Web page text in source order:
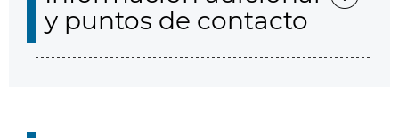
y puntos de contacto